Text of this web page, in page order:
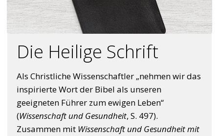
Die Heilige Schrift
Als Christliche Wissenschaftler „nehmen wir das
inspirierte Wort der Bibel als unseren
geeigneten Führer zum ewigen Leben“
(Wissenschaft und Gesundheit, S. 497).
Zusammen mit Wissenschaft und Gesundheit mit